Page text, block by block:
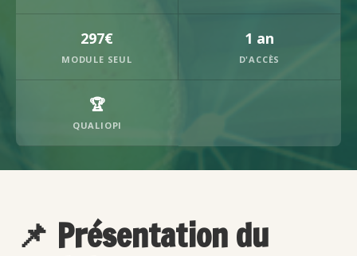
297€
MODULE SEUL
1 an
D'ACCÈS
🏆
QUALIOPI
📌 Présentation du